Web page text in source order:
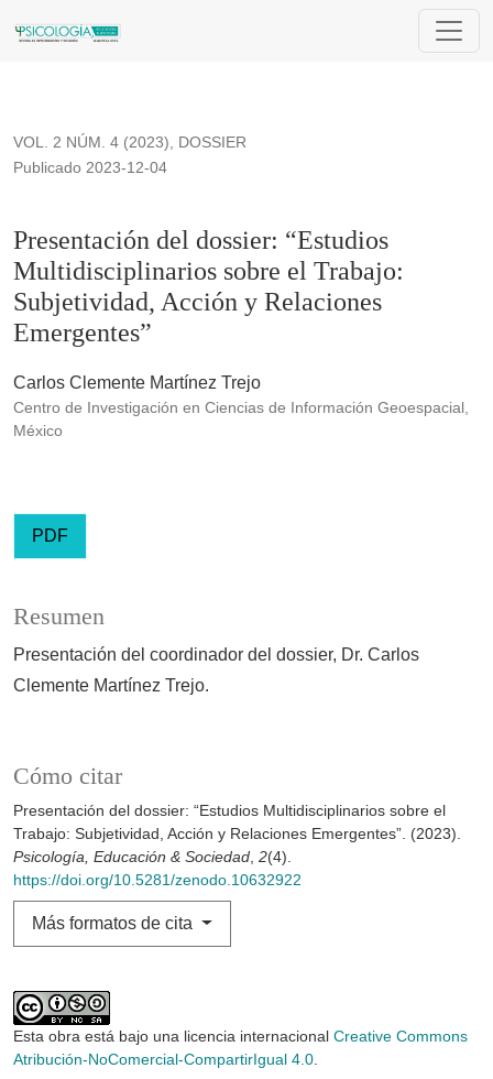
Presentación del dossier: “Estudios Multidisciplinarios
VOL. 2 NÚM. 4 (2023), DOSSIER
Presentación del dossier: “Estudios
Multidisciplinarios sobre el Trabajo:
Subjetividad, Acción y Relaciones
Emergentes”
Publicado 2023-12-04
Carlos Clemente Martínez Trejo
Centro de Investigación en Ciencias de Información Geoespacial,
México
PDF
Cómo citar
Presentación del dossier: “Estudios Multidisciplinarios sobre el
Trabajo: Subjetividad, Acción y Relaciones Emergentes”. (2023).
Psicología, Educación & Sociedad, 2(4).
https://doi.org/10.5281/zenodo.10632922
Más formatos de cita
Resumen
Presentación del coordinador del dossier, Dr. Carlos
Clemente Martínez Trejo.
Esta obra está bajo una licencia internacional Creative Commons
Atribución-NoComercial-CompartirIgual 4.0.